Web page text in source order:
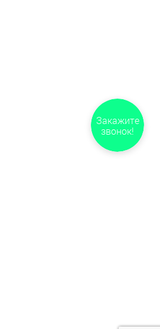
Закажите
звонок!